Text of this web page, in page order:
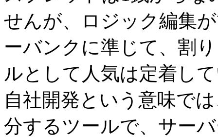
せんが、ロジック編集
ーバンクに準じて、割
ルとして人気は定着し
自社開発という意味で
分するツールで、サー